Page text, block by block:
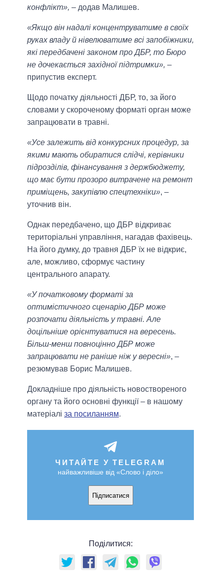
конфлікт», – додав Малишев.
«Якщо він надалі концентруватиме в своїх
руках владу й нівелюватиме всі запобіжники,
які передбачені законом про ДБР, то Бюро
не дочекається західної підтримки», –
припустив експерт.
Щодо початку діяльності ДБР, то, за його
словами у скороченому форматі орган може
запрацювати в травні.
«Усе залежить від конкурсних процедур, за
якими мають обиратися слідчі, керівники
підрозділів, фінансування з держбюджету,
що має бути прозоро витрачене на ремонт
приміщень, закупівлю спецтехніки», –
уточнив він.
Однак передбачено, що ДБР відкриває
територіальні управління, нагадав фахівець.
На його думку, до травня ДБР їх не відкриє,
але, можливо, сформує частину
центрального апарату.
«У початковому форматі за
оптимістичного сценарію ДБР може
розпочати діяльність у травні. Але
доцільніше орієнтуватися на вересень.
Більш-менш повноцінно ДБР може
запрацювати не раніше ніж у вересні», –
резюмував Борис Малишев.
Докладніше про діяльність новоствореного
органу та його основні функції – в нашому
матеріалі за посиланням.
ЧИТАЙТЕ У TELEGRAM
найважливіше від «Слово і діло»
Підписатися
Поділитися: